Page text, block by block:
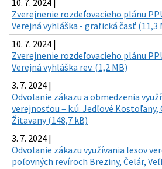
10. 7. 2024 |
Zverejnenie rozdeľovacieho plánu
Verejná vyhláška - grafická časť (11,3
10. 7. 2024 |
Zverejnenie rozdeľovacieho plánu
Verejná vyhláška rev. (1,2 MB)
3. 7. 2024 |
Odvolanie zákazu a obmedzenia
verejnosťou – k.ú. Jedľové Kostoľany,
Žitavany (148,7 kB)
3. 7. 2024 |
Odvolanie zákazu využívania lesov
poľovných revíroch Breziny, Čelár,